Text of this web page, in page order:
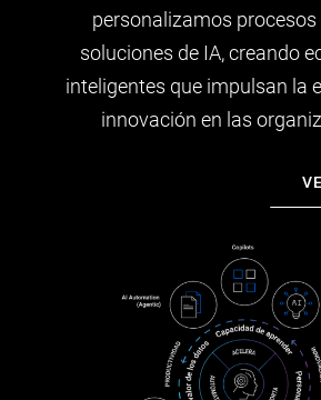
personalizamos
soluciones de IA, creando
inteligentes que impulsan la
innovación en las